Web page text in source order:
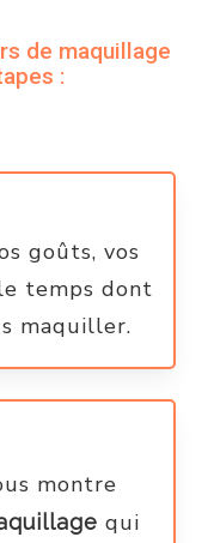
de maquillage
:
goûts, vos
temps dont
maquiller.
montre
qui